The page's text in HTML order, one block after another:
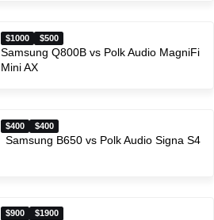
$1000 $500
Samsung Q800B vs Polk Audio MagniFi
Mini AX
$400 $400
Samsung B650 vs Polk Audio Signa S4
$900 $1900